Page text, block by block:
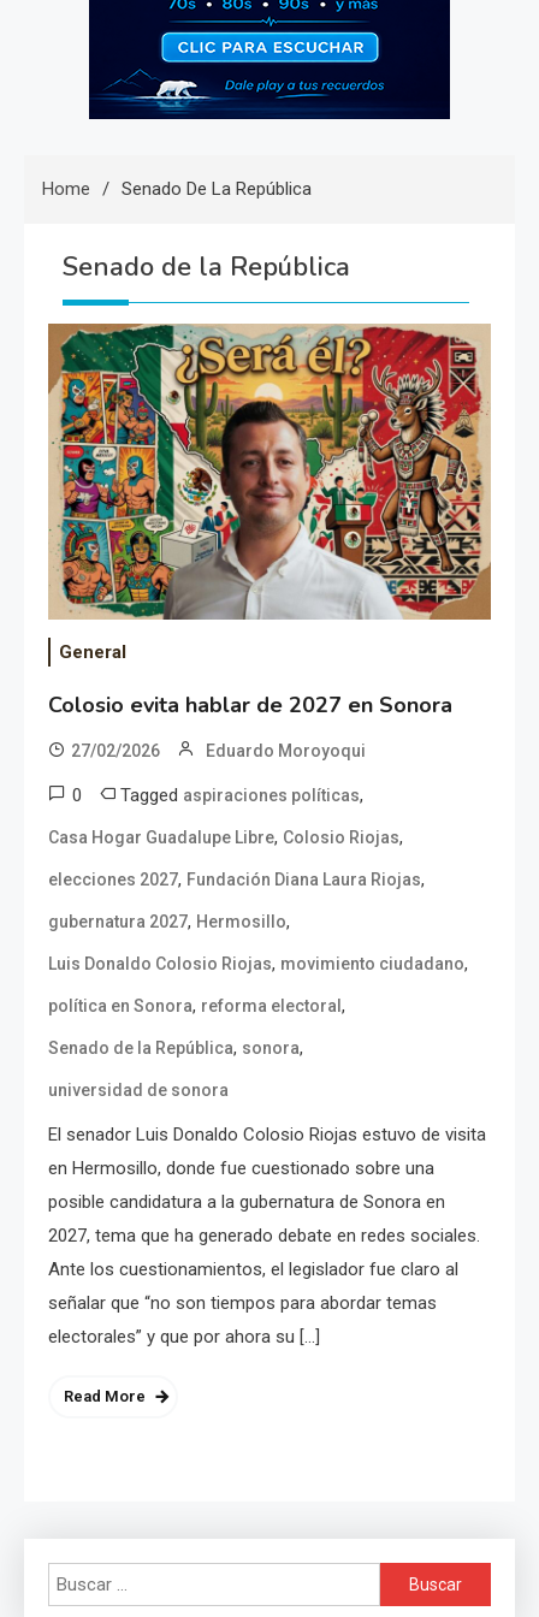
Home Senado De La República
Senado de la República
General
Colosio evita hablar de 2027 en Sonora
27/02/2026 Eduardo Moroyoqui
0 Tagged aspiraciones políticas,
Casa Hogar Guadalupe Libre, Colosio Riojas,
elecciones 2027, Fundación Diana Laura Riojas,
gubernatura 2027, Hermosillo,
Luis Donaldo Colosio Riojas, movimiento ciudadano,
política en Sonora, reforma electoral,
Senado de la República, sonora,
universidad de sonora
El senador Luis Donaldo Colosio Riojas estuvo de visita
en Hermosillo, donde fue cuestionado sobre una
posible candidatura a la gubernatura de Sonora en
2027, tema que ha generado debate en redes sociales.
Ante los cuestionamientos, el legislador fue claro al
señalar que “no son tiempos para abordar temas
electorales” y que por ahora su […]
Read More
Buscar: